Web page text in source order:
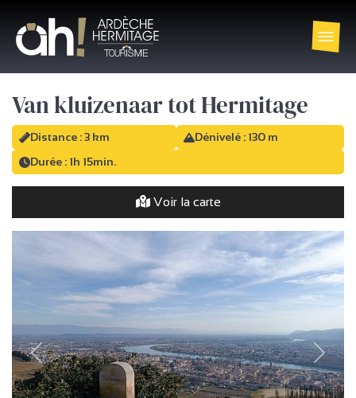
Van kluizenaar tot Hermitage
Distance : 3 km
Dénivelé : 130 m
Durée : 1h 15min.
Voir la carte
Vorige